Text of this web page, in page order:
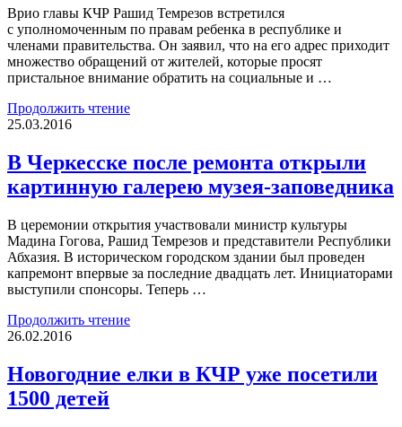
Врио главы КЧР Рашид Темрезов встретился
с уполномоченным по правам ребенка в республике и
членами правительства. Он заявил, что на его адрес приходит
множество обращений от жителей, которые просят
пристальное внимание обратить на социальные и …
Продолжить чтение
25.03.2016
В Черкесске после ремонта открыли
картинную галерею музея-заповедника
В церемонии открытия участвовали министр культуры
Мадина Гогова, Рашид Темрезов и представители Республики
Абхазия. В историческом городском здании был проведен
капремонт впервые за последние двадцать лет. Инициаторами
выступили спонсоры. Теперь …
Продолжить чтение
26.02.2016
Новогодние елки в КЧР уже посетили
1500 детей